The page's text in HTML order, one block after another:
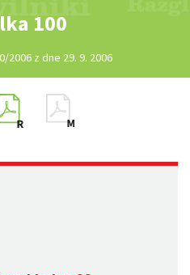
100
2006 z dne 29. 9. 2006